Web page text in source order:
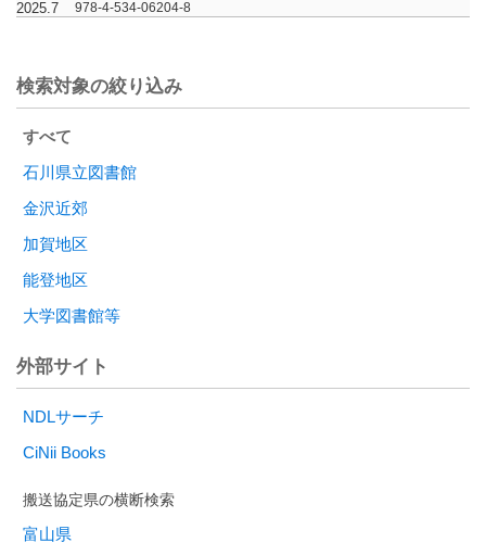
2025.7 978-4-534-06204-8
検索対象の絞り込み
すべて
石川県立図書館
金沢近郊
加賀地区
能登地区
大学図書館等
外部サイト
NDLサーチ
CiNii Books
富山県